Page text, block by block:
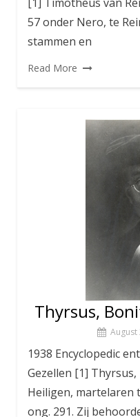
57 onder Nero, te
stammen en
Read More
Thyrsus,
August
1938 Encyclopedic
Gezellen [1]
Heiligen, martelaren
ong. 291. Zij